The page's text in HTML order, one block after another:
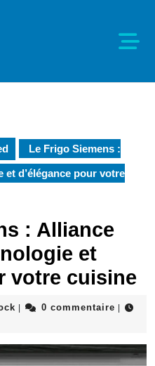
Le Frigo Siemens :
d’élégance pour votre
: Alliance
et
votre cuisine
kaeltblock0 commentaire